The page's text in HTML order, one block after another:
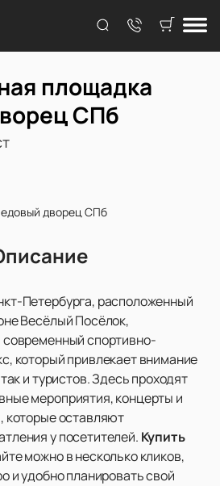
площадка
СПб
дворец СПб
Петербурга, расположенный
Весёлый Посёлок,
современный спортивно-
который привлекает внимание
и туристов. Здесь проходят
мероприятия, концерты и
которые оставляют
у посетителей. Купить
можно в несколько кликов,
и удобно планировать свой